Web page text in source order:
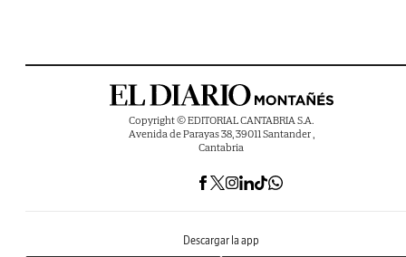
Copyright © EDITORIAL CANTABRIA S.A.
Avenida de Parayas 38, 39011 Santander ,
Cantabria
Descargar la app